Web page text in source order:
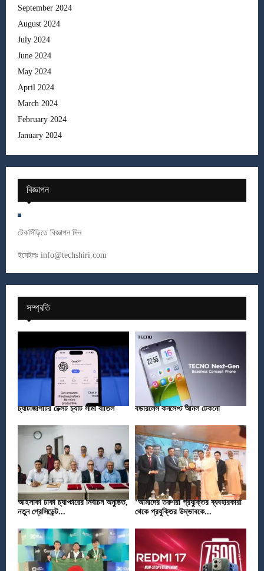
September 2024
August 2024
July 2024
June 2024
May 2024
April 2024
March 2024
February 2024
January 2024
বিজ্ঞাপন
টেকসিঁড়িতে বিজ্ঞাপন দিন
ইমেইলঃ info@techshiri.com
সম্প্রতি
চ্যাটজিপিটির টেক্সট চ্যাট সীমা বাতিল বর্ডারলেস কনসেপ্ট আনল টেকনো
আইসাকা ঢাকা চ্যাপ্টারের নির্বাচন অনুষ্ঠিত,
নতুন প্রেসিডেন্ট...
‘আমাদের তরুণরা প্রযুক্তির ব্যবহারকারী
থেকে প্রযুক্তির উদ্ভাবকে...